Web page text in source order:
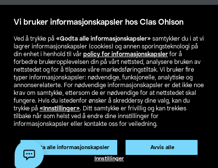
Vi bruker informasjonskapsler hos Clas Ohlson
Ved å trykke på «Godta alle informasjonskapsler» samtykker du i at vi
lagrer informasjonskapsler (cookies) og annen sporingsteknologi på
din enhet i henhold til vår policy for informasjonskapsler for å
forbedre brukeropplevelsen din på vårt nettsted, analysere bruken av
nettstedet og for å tilpasse våre markedsføringstiltak. Vi bruker fire
typer informasjonskapsler: nødvendige, funksjonelle, analytiske og
annonserelaterte. For nødvendige informasjonskapsler er det ikke noe
krav om samtykke, ettersom de er nødvendige for at nettstedet skal
fungere. Hvis du istedenfor ønsker å skreddersy dine valg, kan du
trykke på «Innstillinger». Ditt samtykke er frivillig og kan trekkes
tilbake når som helst ved å endre dine innstillinger for
informasjonskapsler eller kontakte oss for veiledning.
Godta alle informasjonskapsler Avvis alle
Innstillinger
Produktet har utgått
Artikkelnr.:50-5625
Våre selskaper
Finn din butikk
SE NO FI
Endre til priser ekskl. moms